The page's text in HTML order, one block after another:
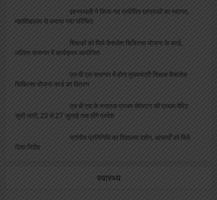
ज्ञानस्थली ने किया नव प्रवेशित छात्राओं का स्वागत,
महाविद्यालय से कराया गया परिचित
शिक्षकों को मिले कैशलेश चिकित्सा योजना के कार्ड,
ललिता सभागार में कार्यक्रम आयोजित
एल बी एस सभागार में होगा मुख्यमंत्री शिक्षक कैशलेस
चिकित्सा योजना कार्ड का वितरण
एल बी एस के स्नातक प्रथम सेमेस्टर की प्रथम मेरिट
सूची जारी, 23 से 27 जुलाई तक होंगे प्रवेश
प्रांतीय प्रतिनिधि का विद्यालय दर्शन, आचार्यों को मिले
दिशा निर्देश
स्वास्थ्य